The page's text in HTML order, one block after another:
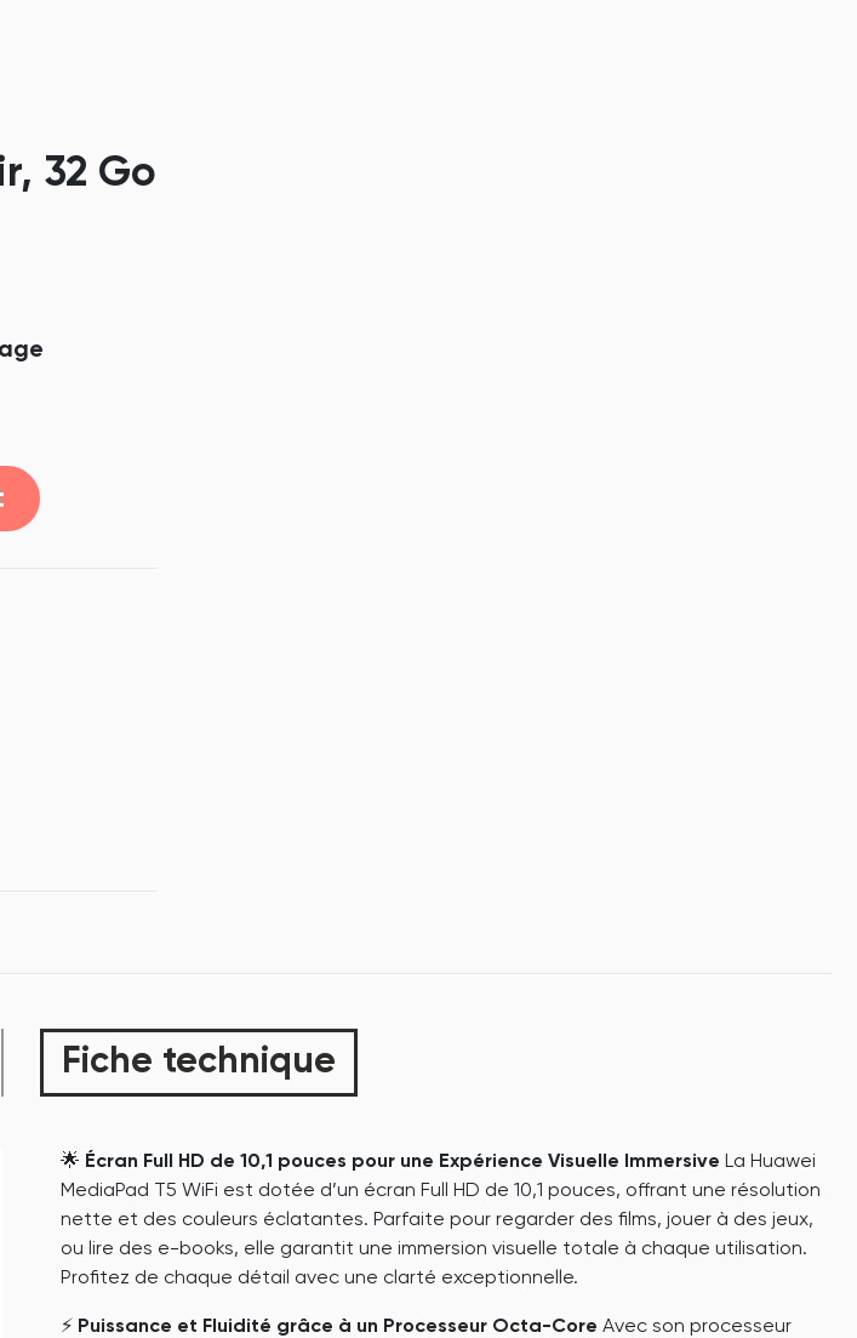
32 Go
Fiche technique
🌟 Écran Full HD de 10,1 pouces pour une Expérience Visuelle Immersive La Huawei
MediaPad T5 WiFi est dotée d’un écran Full HD de 10,1 pouces, offrant une résolution
nette et des couleurs éclatantes. Parfaite pour regarder des films, jouer à des jeux,
ou lire des e-books, elle garantit une immersion visuelle totale à chaque utilisation.
Profitez de chaque détail avec une clarté exceptionnelle.
⚡ Puissance et Fluidité grâce à un Processeur Octa-Core Avec son processeur